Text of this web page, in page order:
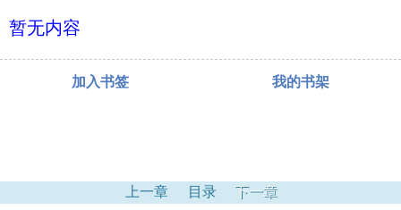
暂无内容
加入书签 我的书架
上一章 目录 下一章